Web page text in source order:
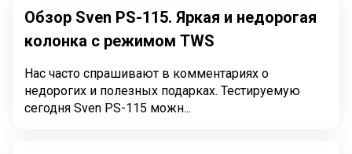
Обзор Sven PS-115. Яркая и недорогая
колонка с режимом TWS
Нас часто спрашивают в комментариях о
недорогих и полезных подарках. Тестируемую
сегодня Sven PS-115 можн...